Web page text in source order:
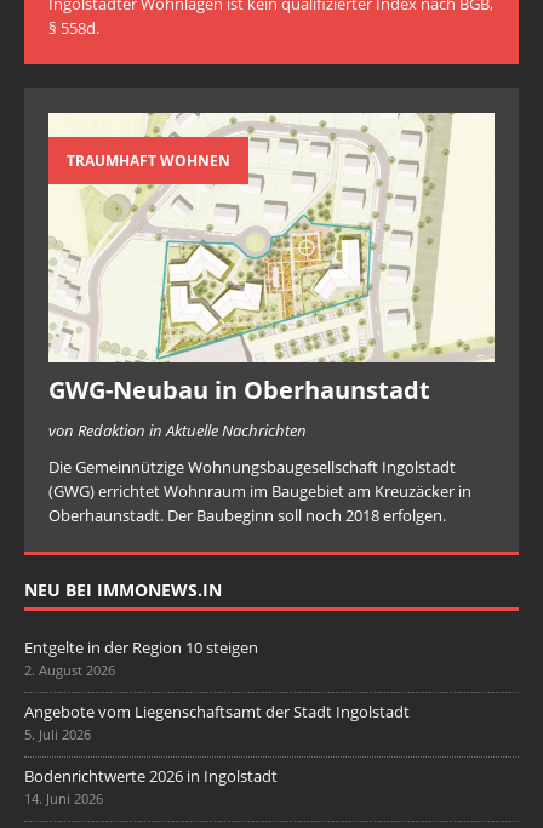
§ 558d.
TRAUMHAFT WOHNEN
GWG-Neubau in Oberhaunstadt
von Redaktion in Aktuelle Nachrichten
Die Gemeinnützige Wohnungsbaugesellschaft Ingolstadt
(GWG) errichtet Wohnraum im Baugebiet am Kreuzäcker in
Oberhaunstadt. Der Baubeginn soll noch 2018 erfolgen.
NEU BEI IMMONEWS.IN
Entgelte in der Region 10 steigen
2. August 2026
Angebote vom Liegenschaftsamt der Stadt Ingolstadt
5. Juli 2026
Bodenrichtwerte 2026 in Ingolstadt
14. Juni 2026